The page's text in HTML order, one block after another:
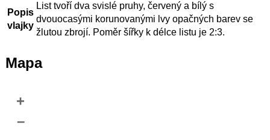
Popis
vlajky
List tvoří dva svislé pruhy, červený a bílý s
dvouocasými korunovanými lvy opačných barev se
žlutou zbrojí. Poměr šířky k délce listu je 2:3.
Mapa
+
–